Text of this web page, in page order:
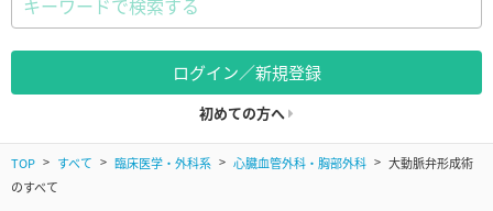
ログイン／新規登録
初めての方へ
TOP すべて 臨床医学・外科系 心臓血管外科・胸部外科
大動脈弁形成術
のすべて